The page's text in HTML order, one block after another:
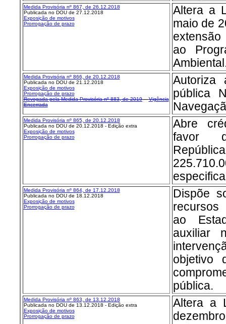
Medida Provisória nº 867, de 26.12.2018
Publicada no DOU de 27.12.2018
Exposição de motivos
Prorrogação de prazo
Altera a
maio de
ao
Medida Provisória nº 866, de 20.12.2018
Publicada no DOU de 21.12.2018
Exposição de motivos
Prorrogação de prazo
Revogada pela Medida Provisória nº 883, de 2019
Vigência
Encerrada
Autoriza
pública
Medida Provisória nº 865, de 20.12.2018
Publicada no DOU de 20.12.2018 - Edição extra
Exposição de motivos
Prorrogação de prazo
Abre
favor
Medida Provisória nº 864, de 17.12.2018
Publicada no DOU de 18.12.2018
Exposição de motivos
Prorrogação de prazo
Dispõe
ao
auxiliar
objetivo
pública.
Medida Provisória nº 863, de 13.12.2018
Publicada no DOU de 13.12.2018 - Edição extra
Exposição de motivos
Prorrogação de prazo
Altera a